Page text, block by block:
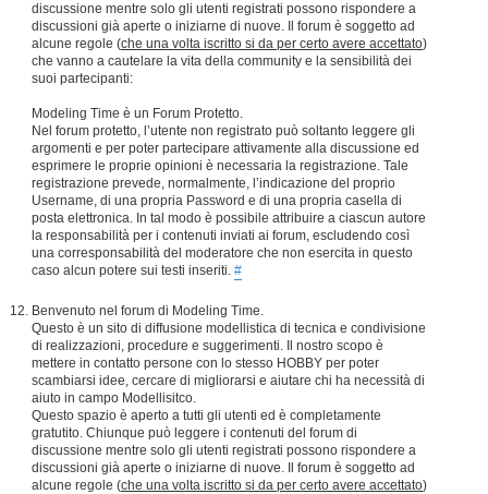
discussione mentre solo gli utenti registrati possono rispondere a
discussioni già aperte o iniziarne di nuove. Il forum è soggetto ad
alcune regole (che una volta iscritto si da per certo avere accettato)
che vanno a cautelare la vita della community e la sensibilità dei
suoi partecipanti:
Modeling Time è un Forum Protetto.
Nel forum protetto, l’utente non registrato può soltanto leggere gli
argomenti e per poter partecipare attivamente alla discussione ed
esprimere le proprie opinioni è necessaria la registrazione. Tale
registrazione prevede, normalmente, l’indicazione del proprio
Username, di una propria Password e di una propria casella di
posta elettronica. In tal modo è possibile attribuire a ciascun autore
la responsabilità per i contenuti inviati ai forum, escludendo così
una corresponsabilità del moderatore che non esercita in questo
caso alcun potere sui testi inseriti. #
Benvenuto nel forum di Modeling Time.
Questo è un sito di diffusione modellistica di tecnica e condivisione
di realizzazioni, procedure e suggerimenti. Il nostro scopo è
mettere in contatto persone con lo stesso HOBBY per poter
scambiarsi idee, cercare di migliorarsi e aiutare chi ha necessità di
aiuto in campo Modellisitco.
Questo spazio è aperto a tutti gli utenti ed è completamente
gratutito. Chiunque può leggere i contenuti del forum di
discussione mentre solo gli utenti registrati possono rispondere a
discussioni già aperte o iniziarne di nuove. Il forum è soggetto ad
alcune regole (che una volta iscritto si da per certo avere accettato)